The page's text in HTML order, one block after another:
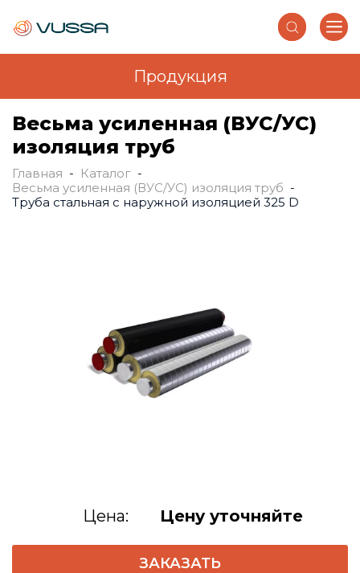
Весьма усиленная (ВУС/УС)
изоляция труб
Вы здесь
Главная - Каталог -
Весьма усиленная (ВУС/УС) изоляция труб -
Труба стальная с наружной изоляцией 325 D
Продукция
Цена: Цену уточняйте
ЗАКАЗАТЬ